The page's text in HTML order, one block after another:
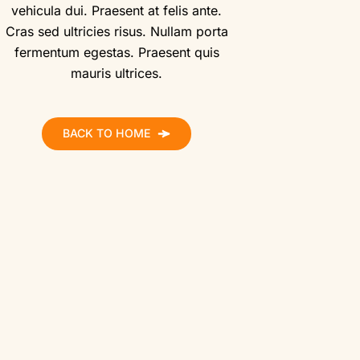
vehicula dui. Praesent at felis ante.
Cras sed ultricies risus. Nullam porta
fermentum egestas. Praesent quis
mauris ultrices.
BACK TO HOME